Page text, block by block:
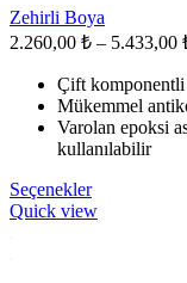
sayfasından
seçilebilir
Zehirli Boya
2.260,00 ₺ – 5.433,00
Çift komponentli
Mükemmel
Varolan epoksi
kullanılabilir
SeçeneklerBu
ürünün
Quick view